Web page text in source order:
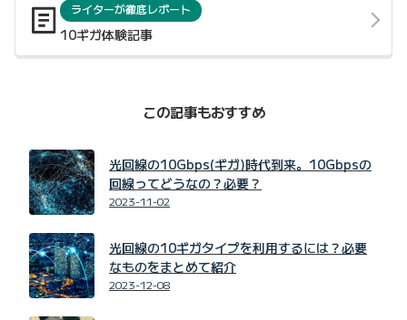
ライターが徹底レポート
10ギガ体験記事
この記事もおすすめ
光回線の10Gbps(ギガ)時代到来。10Gbpsの
回線ってどうなの？必要？
2023-11-02
光回線の10ギガタイプを利用するには？必要
なものをまとめて紹介
2023-12-08